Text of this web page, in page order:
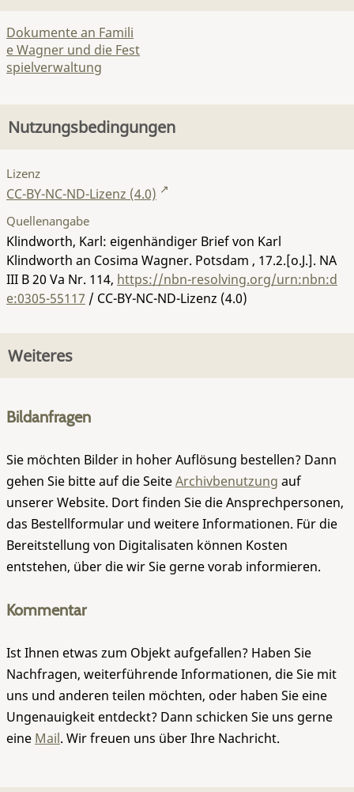
Dokumente an Famili
e Wagner und die Fest
spielverwaltung
Nutzungsbedingungen
Lizenz
CC-BY-NC-ND-Lizenz (4.0)
Quellenangabe
Klindworth, Karl: eigenhändiger Brief von Karl
Klindworth an Cosima Wagner. Potsdam , 17.2.[o.J.]. NA
III B 20 Va Nr. 114, https://nbn-resolving.org/urn:nbn:d
e:0305-55117 / CC-BY-NC-ND-Lizenz (4.0)
Weiteres
Bildanfragen
Sie möchten Bilder in hoher Auflösung bestellen? Dann
gehen Sie bitte auf die SeiteArchivbenutzung auf
unserer Website. Dort finden Sie die Ansprechpersonen,
das Bestellformular und weitere Informationen. Für die
Bereitstellung von Digitalisaten können Kosten
entstehen, über die wir Sie gerne vorab informieren.
Kommentar
Ist Ihnen etwas zum Objekt aufgefallen? Haben Sie
Nachfragen, weiterführende Informationen, die Sie mit
uns und anderen teilen möchten, oder haben Sie eine
Ungenauigkeit entdeckt? Dann schicken Sie uns gerne
eine Mail. Wir freuen uns über Ihre Nachricht.